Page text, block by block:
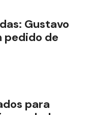
Gustavo
pedido de
para